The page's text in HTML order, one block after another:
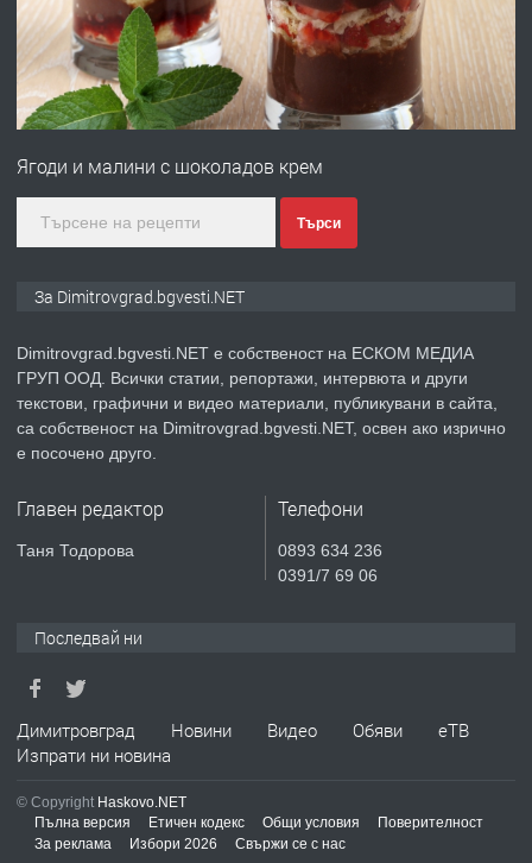
преди 11 месеца
ПРЕДЛАГА Онлайн магазин за всички!
преди 2 месеца
ПРЕДЛАГА Къща в Странско
ПРЕДЛАГА
Ягоди и малини с шоколадов крем
Търси
За Dimitrovgrad.bgvesti.NET
Dimitrovgrad.bgvesti.NET е собственост на ЕСКОМ МЕДИА
ГРУП ООД. Всички статии, репортажи, интервюта и други
текстови, графични и видео материали, публикувани в сайта,
са собственост на Dimitrovgrad.bgvesti.NET, освен ако изрично
е посочено друго.
Главен редактор
Таня Тодорова
Телефони
0893 634 236
0391/7 69 06
Последвай ни
Димитровград Новини Видео Обяви
еТВ
Изпрати ни новина
© Copyright Haskovo.NET
Пълна версия
Етичен кодекс Общи условия
Поверителност
За реклама
Избори 2026 Свържи се с нас